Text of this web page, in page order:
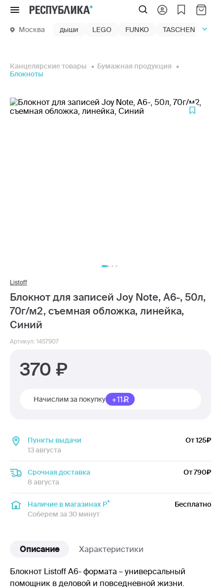
Меню
Москва дыши LEGO FUNKO TASCHEN
Канцелярские товары
Бумажная продукция
Блокноты
Listoff
Блокнот для записей Joy Note, А6-, 50л,
70г/м2, съемная обложка, линейка,
Синий
Артикул: 1457907
370
Начислим за покупку +11
Пункты выдачи
13 августа
От 125
Срочная доставка
8 августа
От 790
Наличие в магазинах Р
Соберем за 30 минут
Бесплатно
Описание Характеристики
Блокнот Listoff А6- формата – универсальный
помощник в деловой и повседневной жизни.